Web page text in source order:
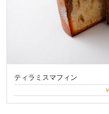
ティラミスマフィン